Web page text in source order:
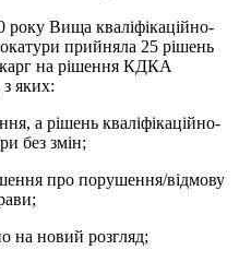
Вища кваліфікаційно-
прийняла 25 рішень
на рішення КДКА
з яких:
а рішень кваліфікаційно-
без змін;
про порушення/відмову
на новий розгляд;